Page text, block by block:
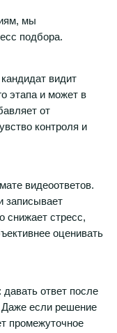
мы
подбора.
видит
этапа и может в
от
контроля и
видеоответов.
записывает
снижает стресс,
оценивать
ответ после
Даже если решение
промежуточное